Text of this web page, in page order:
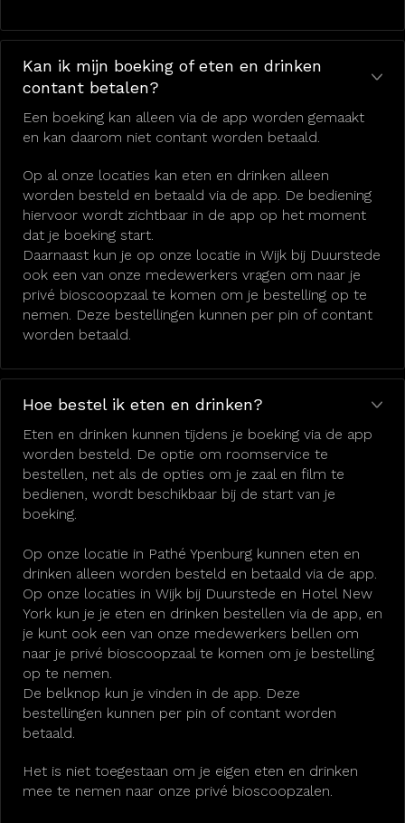
Kan ik mijn boeking of eten en drinken
contant betalen?
Een boeking kan alleen via de app worden gemaakt
en kan daarom niet contant worden betaald.
Op al onze locaties kan eten en drinken alleen
worden besteld en betaald via de app. De bediening
hiervoor wordt zichtbaar in de app op het moment
dat je boeking start.
Daarnaast kun je op onze locatie in Wijk bij Duurstede
ook een van onze medewerkers vragen om naar je
privé bioscoopzaal te komen om je bestelling op te
nemen. Deze bestellingen kunnen per pin of contant
worden betaald.
Hoe bestel ik eten en drinken?
Eten en drinken kunnen tijdens je boeking via de app
worden besteld. De optie om roomservice te
bestellen, net als de opties om je zaal en film te
bedienen, wordt beschikbaar bij de start van je
boeking.
Op onze locatie in Pathé Ypenburg kunnen eten en
drinken alleen worden besteld en betaald via de app.
Op onze locaties in Wijk bij Duurstede en Hotel New
York kun je je eten en drinken bestellen via de app, en
je kunt ook een van onze medewerkers bellen om
naar je privé bioscoopzaal te komen om je bestelling
op te nemen.
De belknop kun je vinden in de app. Deze
bestellingen kunnen per pin of contant worden
betaald.
Het is niet toegestaan om je eigen eten en drinken
mee te nemen naar onze privé bioscoopzalen.